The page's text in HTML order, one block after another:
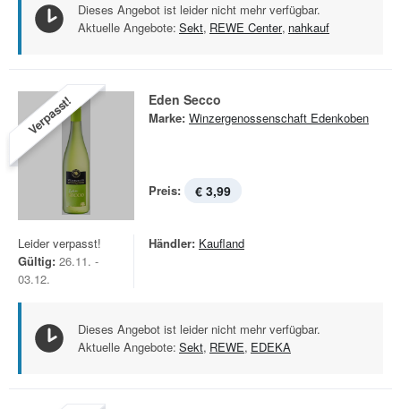
Dieses Angebot ist leider nicht mehr verfügbar.
Aktuelle Angebote: Sekt, REWE Center, nahkauf
Verpasst! Eden Secco
Marke: Winzergenossenschaft Edenkoben
Preis: € 3,99
Leider verpasst!
Gültig: 26.11. -
03.12.
Händler: Kaufland
Dieses Angebot ist leider nicht mehr verfügbar.
Aktuelle Angebote: Sekt, REWE, EDEKA